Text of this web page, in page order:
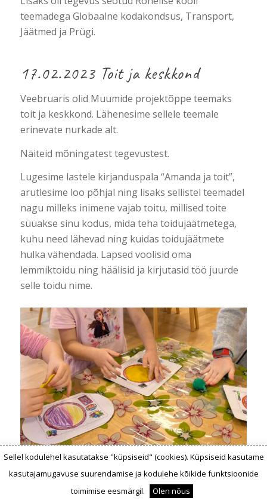
teemadega Globaalne kodakondsus, Transport,
Jäätmed ja Prügi.
17.02.2023 Toit ja keskkond
Veebruaris olid Muumide projektõppe teemaks
toit ja keskkond. Lähenesime sellele teemale
erinevate nurkade alt.
Näiteid mõningatest tegevustest.
Lugesime lastele kirjanduspala “Amanda ja toit”,
arutlesime loo põhjal ning lisaks sellistel teemadel
nagu milleks inimene vajab toitu, millised toite
süüakse sinu kodus, mida teha toidujäätmetega,
kuhu need lähevad ning kuidas toidujäätmete
hulka vähendada. Lapsed voolisid oma
lemmiktoidu ning häälisid ja kirjutasid töö juurde
selle toidu nime.
Sellel kodulehel kasutatakse "küpsiseid" (cookies). Küpsiseid kasutame
kasutajamugavuse suurendamise ja kodulehe kõikide funktsioonide
toimimise eesmärgil.
Olen nõus